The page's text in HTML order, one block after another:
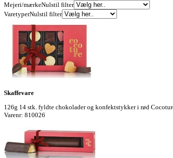
Mejeri/mærkeNulstil filter
VaretyperNulstil filter
Skaffevare
126g 14 stk. fyldte chokolader og konfektstykker i rød
Varenr: 810026